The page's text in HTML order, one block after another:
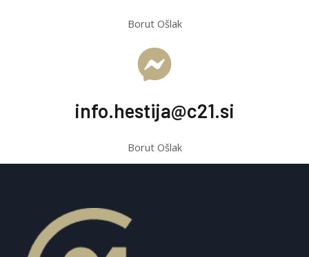
Borut Ošlak
info.hestija@c21.si
Borut Ošlak